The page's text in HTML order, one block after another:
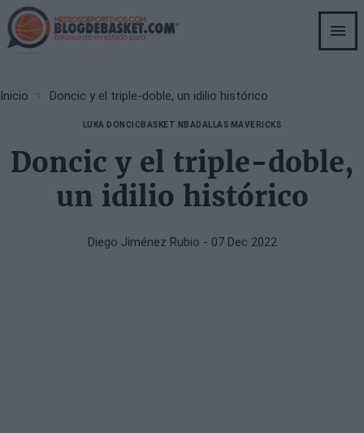
Skip
to
main
Breadcrumb
Inicio Doncic y el triple-doble, un idilio histórico
LUKA DONCIC BASKET NBADALLAS MAVERICKS
Doncic y el triple-doble,
un idilio histórico
Diego Jiménez Rubio - 07 Dec 2022